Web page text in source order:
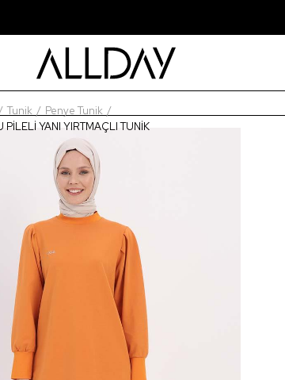
Tunik
Penye Tunik
YANI YIRTMAÇLI TUNİK